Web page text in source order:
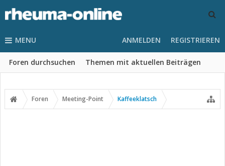
MENU
Foren durchsuchen Themen mit aktuellen Beiträgen
ANMELDEN REGISTRIEREN
Foren Meeting-Point Kaffeeklatsch